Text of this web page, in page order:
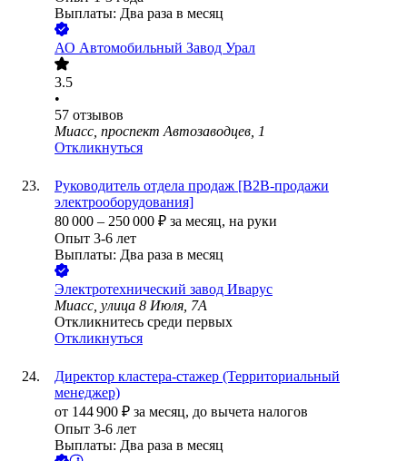
Выплаты: Два раза в месяц
АО Автомобильный Завод Урал
3.5
•
57 отзывов
Миасс, проспект Автозаводцев, 1
Откликнуться
Руководитель отдела продаж [B2B-продажи
электрооборудования]
80 000 – 250 000 ₽ за месяц, на руки
Опыт 3-6 лет
Выплаты: Два раза в месяц
Электротехнический завод Иварус
Миасс, улица 8 Июля, 7А
Откликнитесь среди первых
Откликнуться
Директор кластера-стажер (Территориальный
менеджер)
от 144 900 ₽ за месяц, до вычета налогов
Опыт 3-6 лет
Выплаты: Два раза в месяц